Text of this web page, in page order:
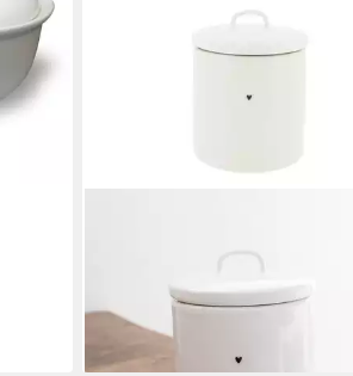
H: 15.5cm
ab 27,50 €